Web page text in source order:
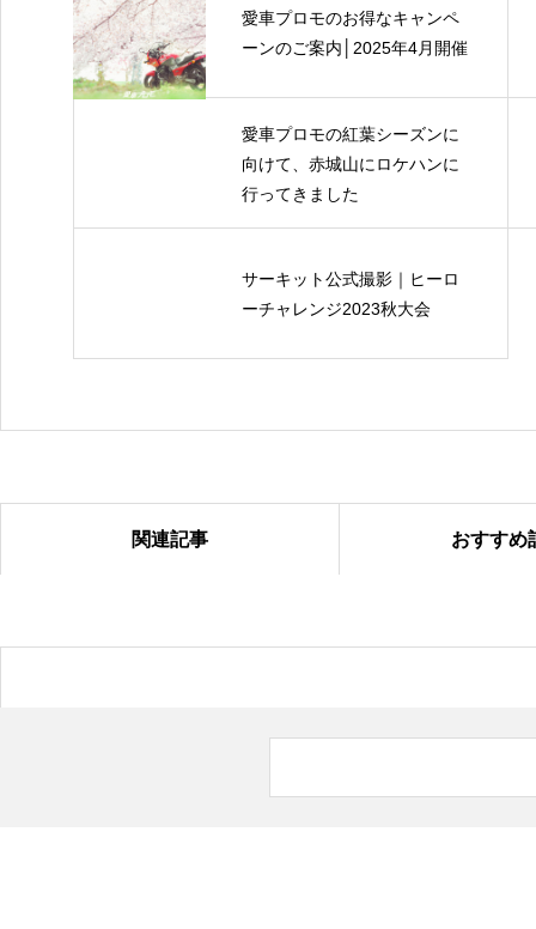
愛車プロモのお得なキャンペ
ーンのご案内│2025年4月開催
愛車プロモの紅葉シーズンに
向けて、赤城山にロケハンに
行ってきました
サーキット公式撮影｜ヒーロ
ーチャレンジ2023秋大会
関連記事 おすすめ